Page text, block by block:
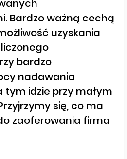
Bardzo ważną cechą
uzyskania
bardzo
nadawania
tym idzie przy małym
się, co ma
zaoferowania firma